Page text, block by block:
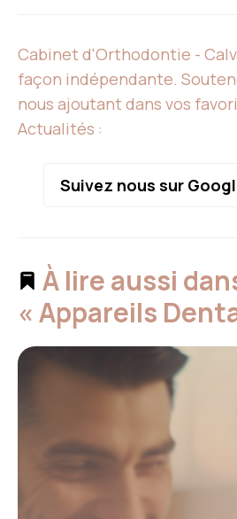
Cabinet d'Orthodontie -
façon indépendante.
nous ajoutant dans vos
Actualités :
Suivez nous sur
À lire aussi
« Appareils